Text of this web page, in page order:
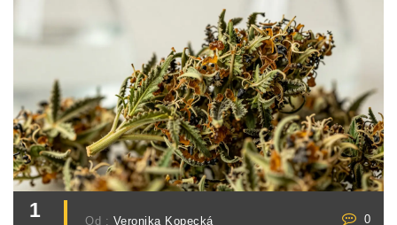
1 Od : Veronika Kopecká 0